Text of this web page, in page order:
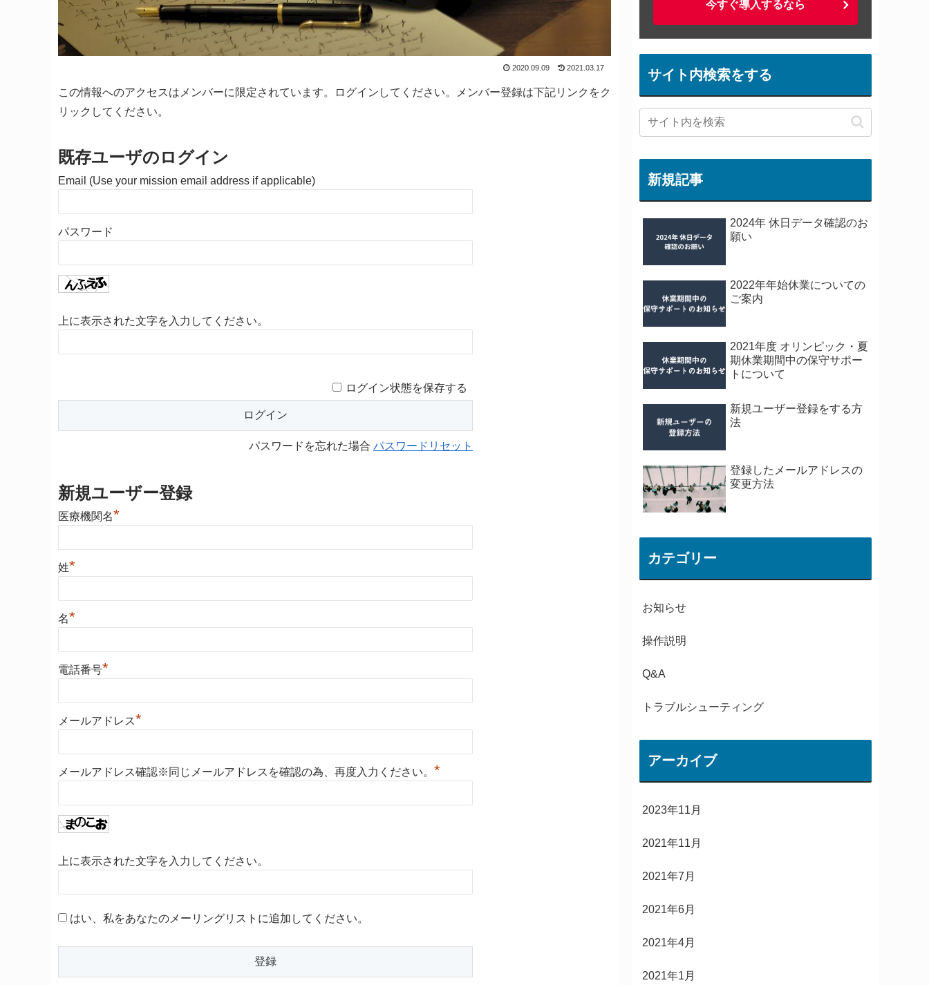
2020.09.09 2021.03.17
この情報へのアクセスはメンバーに限定されています。ログインしてください。メンバー登録は下記リンクをク
リックしてください。
既存ユーザのログイン
Email (Use your mission email address if applicable)
パスワード
上に表示された文字を入力してください。
ログイン状態を保存する
パスワードを忘れた場合 パスワードリセット
新規ユーザー登録
医療機関名*
姓*
名*
電話番号*
メールアドレス*
メールアドレス確認※同じメールアドレスを確認の為、再度入力ください。 *
上に表示された文字を入力してください。
はい、私をあなたのメーリングリストに追加してください。
今すぐ導入するなら
サイト内検索をする
新規記事
2024年 休日データ確認のお
願い
2022年年始休業についての
ご案内
2021年度 オリンピック・夏
期休業期間中の保守サポー
トについて
新規ユーザー登録をする方
法
登録したメールアドレスの
変更方法
カテゴリー
お知らせ
操作説明
Q&A
トラブルシューティング
アーカイブ
2023年11月
2021年11月
2021年7月
2021年6月
2021年4月
2021年1月